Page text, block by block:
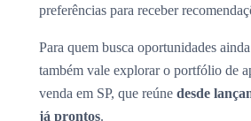
preferências para receber
Para quem busca oportunidades
também vale explorar o portfólio de
venda em SP, que reúne desde
já prontos.